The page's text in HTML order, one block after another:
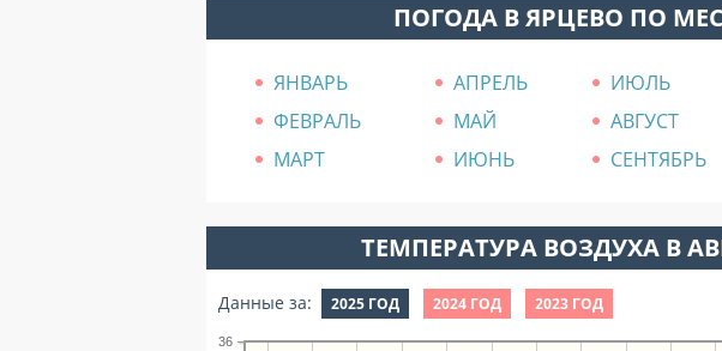
ПОГОДА В ЯРЦЕВО ПО
ЯНВАРЬ АПРЕЛЬ ИЮЛЬ
ФЕВРАЛЬ
МАЙ АВГУСТ
МАРТ
ИЮНЬ СЕНТЯБРЬ
ТЕМПЕРАТУРА ВОЗДУХА В
Данные за: 2025 ГОД 2024 ГОД 2023 ГОД
36